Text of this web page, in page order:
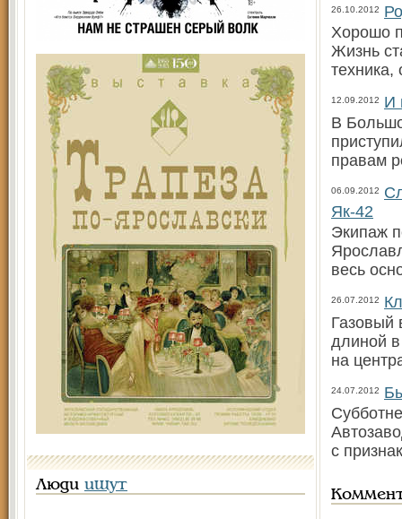
Люди ищут
26.10.2012
Хорошо
Жизнь
техника,
12.09.2012
И
В
правам
06.09.2012
Як-42
Экипаж
весь
26.07.2012
Газовый
длиной
на
24.07.2012
с